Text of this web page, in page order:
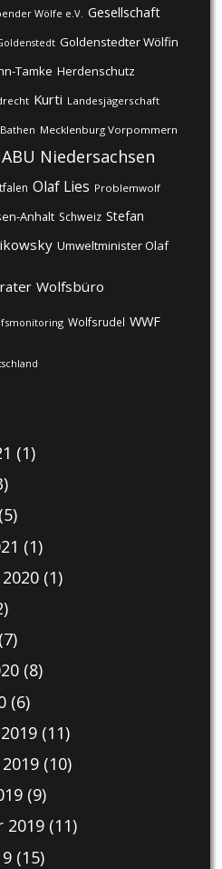
Wölfe e.V. Gesellschaft
Goldenstedter Wölfin
Tamke Herdenschutz
Kurti Landesjägerschaft
Mecklenburg Vorpommern
Niedersachsen
Olaf Lies Problemwolf
Anhalt Schweiz Stefan
Umweltminister Olaf
Wolfsbüro
Wolfsrudel WWF
(1)
(5)
(1)
(1)
(8)
(6)
(11)
(10)
(9)
2019(11)
(15)